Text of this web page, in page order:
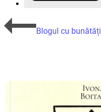
Blogul cu bunătăți